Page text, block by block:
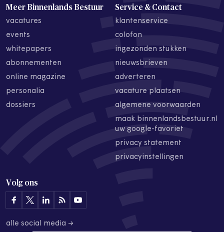
Meer Binnenlands Bestuur
vacatures
events
whitepapers
abonnementen
online magazine
personalia
dossiers
Service & Contact
klantenservice
colofon
ingezonden stukken
nieuwsbrieven
adverteren
vacature plaatsen
algemene voorwaarden
maak binnenlandsbestuur.nl
uw google-favoriet
privacy statement
privacyinstellingen
Volg ons
alle social media →